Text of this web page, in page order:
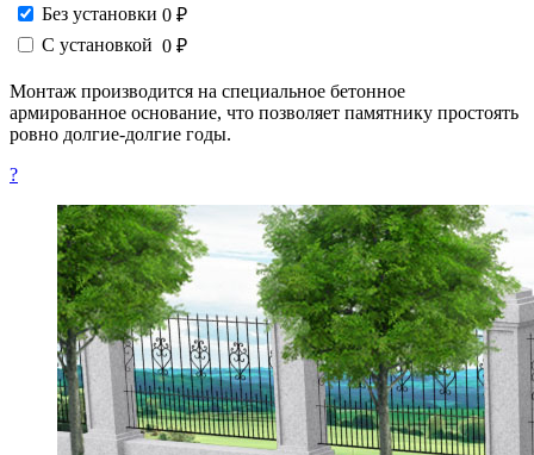
Без установки 0 ₽
С установкой 0 ₽
Монтаж производится на специальное бетонное
армированное основание, что позволяет памятнику простоять
ровно долгие-долгие годы.
?